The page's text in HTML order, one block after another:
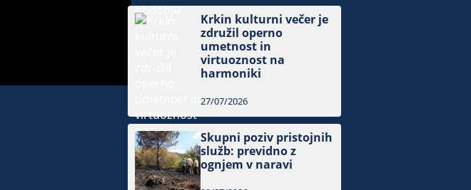
Krkin kulturni večer je
združil operno
umetnost in
virtuoznost na
harmoniki
27/07/2026
Skupni poziv pristojnih
služb: previdno z
ognjem v naravi